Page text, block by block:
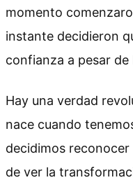
momento
instante decidieron
confianza a pesar
Hay una verdad
nace cuando
decidimos
de ver la